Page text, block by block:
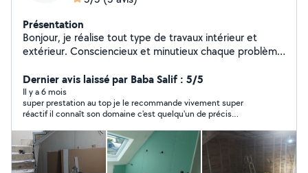
Présentation
Bonjour, je réalise tout type de travaux intérieur et
extérieur. Consciencieux et minutieux chaque problème
je mets mes mains à vos services, ce seras un plaisir de
vous apporter mon savoir faire et mes connaissances
personnelles acquises .
Dernier avis laissé par Baba Salif : 5/5
Il y a 6 mois
super prestation au top je le recommande vivement super
réactif il connaît son domaine c'est quelqu'un de précis